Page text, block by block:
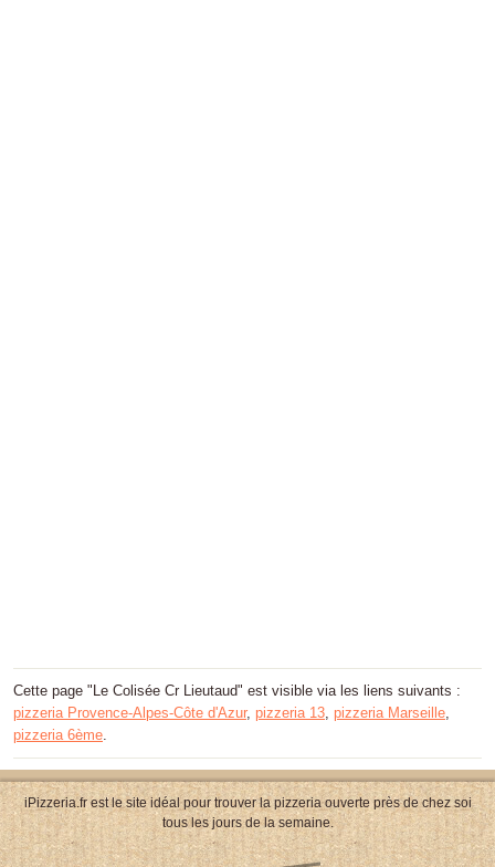
Cette page "Le Colisée Cr Lieutaud" est visible via les liens suivants :
pizzeria Provence-Alpes-Côte d'Azur, pizzeria 13, pizzeria Marseille,
pizzeria 6ème.
iPizzeria.fr est le site idéal pour trouver la pizzeria ouverte près de chez soi
tous les jours de la semaine.